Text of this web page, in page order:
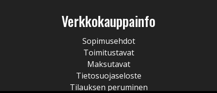
Verkkokauppainfo
Sopimusehdot
Toimitustavat
Maksutavat
Tietosuojaseloste
Tilauksen peruminen